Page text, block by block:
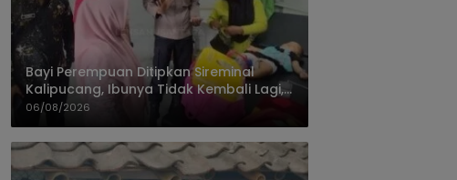
Bayi Perempuan Ditipkan Sireminal
Kalipucang, Ibunya Tidak Kembali Lagi,
Polisi Telusuri Keberadaan Orang Tua
06/08/2026